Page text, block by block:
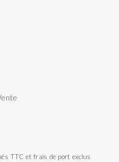
TTC et frais de port exclus